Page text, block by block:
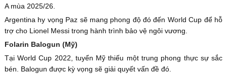
A mùa 2025/26.
Argentina hy vọng Paz sẽ mang phong độ đó đến World Cup để hỗ
trợ cho Lionel Messi trong hành trình bảo vệ ngôi vương.
Folarin Balogun (Mỹ)
Tại World Cup 2022, tuyển Mỹ thiếu một trung phong thực sự sắc
bén. Balogun được kỳ vọng sẽ giải quyết vấn đề đó.